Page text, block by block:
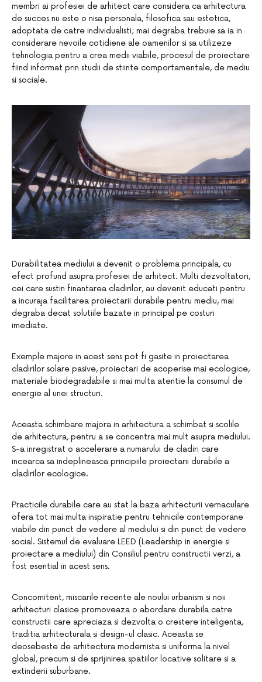
membri ai profesiei de arhitect care considera ca arhitectura
de succes nu este o nisa personala, filosofica sau estetica,
adoptata de catre individualisti; mai degraba trebuie sa ia in
considerare nevoile cotidiene ale oamenilor si sa utilizeze
tehnologia pentru a crea medii viabile, procesul de proiectare
fiind informat prin studii de stiinte comportamentale, de mediu
si sociale.
Durabilitatea mediului a devenit o problema principala, cu
efect profund asupra profesiei de arhitect. Multi dezvoltatori,
cei care sustin finantarea cladirilor, au devenit educati pentru
a incuraja facilitarea proiectarii durabile pentru mediu, mai
degraba decat solutiile bazate in principal pe costuri
imediate.
Exemple majore in acest sens pot fi gasite in proiectarea
cladirilor solare pasive, proiectari de acoperise mai ecologice,
materiale biodegradabile si mai multa atentie la consumul de
energie al unei structuri.
Aceasta schimbare majora in arhitectura a schimbat si scolile
de arhitectura, pentru a se concentra mai mult asupra mediului.
S-a inregistrat o accelerare a numarului de cladiri care
incearca sa indeplineasca principiile proiectarii durabile a
cladirilor ecologice.
Practicile durabile care au stat la baza arhitecturii vernaculare
ofera tot mai multa inspiratie pentru tehnicile contemporane
viabile din punct de vedere al mediului si din punct de vedere
social. Sistemul de evaluare LEED (Leadership in energie si
proiectare a mediului) din Consiliul pentru constructii verzi, a
fost esential in acest sens.
Concomitent, miscarile recente ale noului urbanism si noii
arhitecturi clasice promoveaza o abordare durabila catre
constructii care apreciaza si dezvolta o crestere inteligenta,
traditia arhitecturala si design-ul clasic. Aceasta se
deosebeste de arhitectura modernista si uniforma la nivel
global, precum si de sprijinirea spatiilor locative solitare si a
extinderii suburbane.